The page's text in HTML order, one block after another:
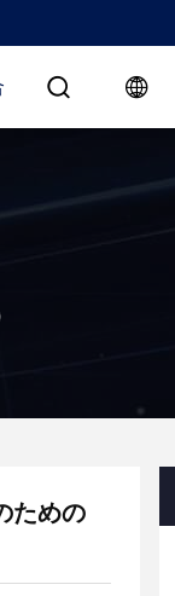
ための